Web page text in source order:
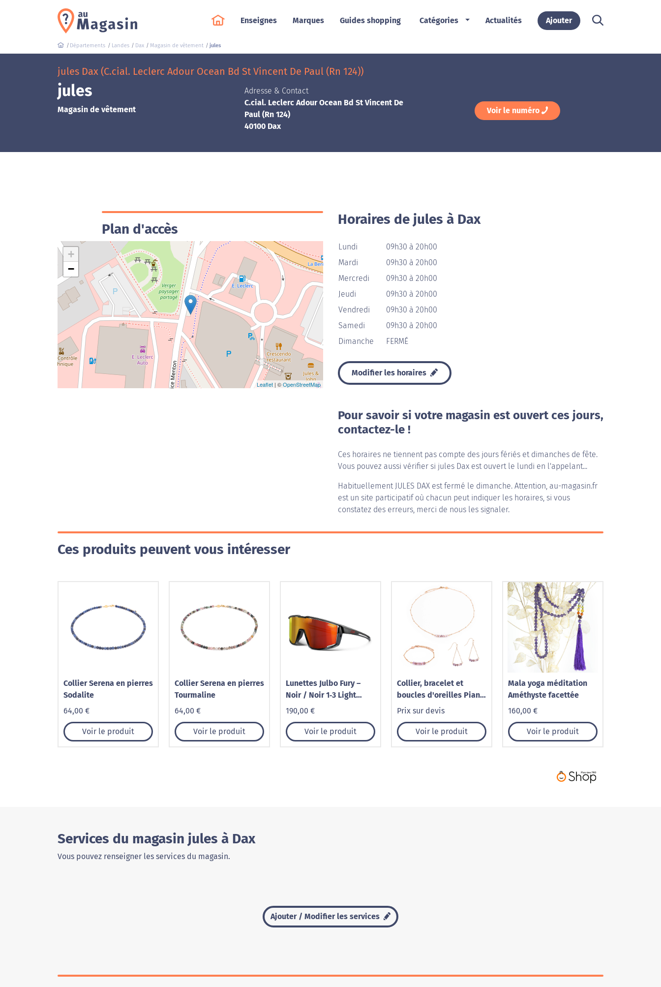
Enseignes Marques Guides shopping Catégories Actualités Ajouter
Départements Landes Dax Magasin de vêtement jules
jules Dax (C.cial. Leclerc Adour Ocean Bd St Vincent De Paul (Rn 124))
jules
Magasin de vêtement
Adresse & Contact
C.cial. Leclerc Adour Ocean Bd St Vincent De
Paul (Rn 124)
40100 Dax
Voir le numéro
Plan d'accès
+
−
Leaflet | ©OpenStreetMap
Horaires de jules à Dax
Lundi
09h30 à 20h00
Mardi
09h30 à 20h00
Mercredi
09h30 à 20h00
Jeudi
09h30 à 20h00
Vendredi
09h30 à 20h00
Samedi
09h30 à 20h00
Dimanche
FERMÉ
Modifier les horaires
Pour savoir si votre magasin est ouvert ces jours,
contactez-le !
Ces horaires ne tiennent pas compte des jours fériés et dimanches de fête.
Vous pouvez aussi vérifier si jules Dax est ouvert le lundi en l'appelant...
Habituellement JULES DAX est fermé le dimanche. Attention, au-magasin.fr
est un site participatif où chacun peut indiquer les horaires, si vous
constatez des erreurs, merci de nous les signaler.
Ces produits peuvent vous intéresser
Collier Serena en pierres
Sodalite
64,00 €
Voir le produit
Collier Serena en pierres
Tourmaline
64,00 €
Voir le produit
Lunettes Julbo Fury –
Noir / Noir 1‑3 Light
Amplifier
190,00 €
Voir le produit
Collier, bracelet et
boucles d'oreilles Piana
en pierres Améthyste
Prix sur devis
Voir le produit
Mala yoga méditation
Améthyste facettée
160,00 €
Voir le produit
Services du magasin jules à Dax
Vous pouvez renseigner les services du magasin.
Ajouter / Modifier les services